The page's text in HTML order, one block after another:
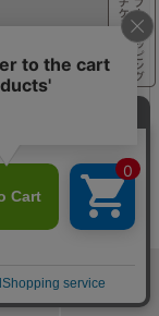
す。濃色系は色落
の共洗いはお避け
形を整えて干して